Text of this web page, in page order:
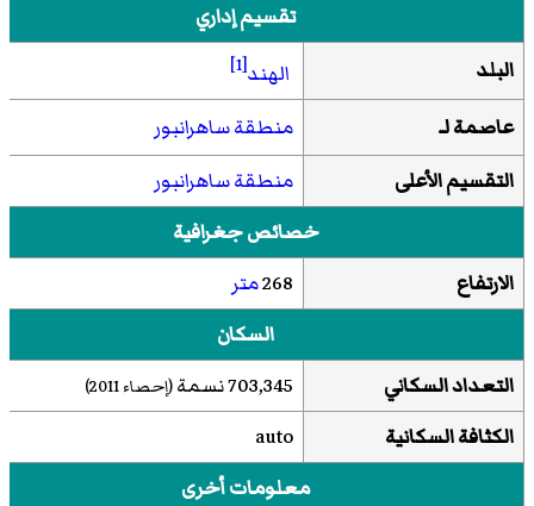
تقسيم إداري
البلد
الهند[1]
عاصمة لـ
منطقة ساهرانبور
التقسيم الأعلى
منطقة ساهرانبور
خصائص جغرافية
الارتفاع
268متر
السكان
التعداد السكاني
703,345 نسمة (إحصاء 2011)
الكثافة السكانية
auto
معلومات أخرى